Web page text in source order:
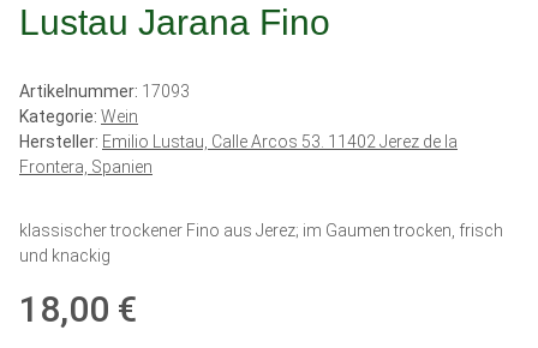
Lustau Jarana Fino
Artikelnummer: 17093
Kategorie: Wein
Hersteller: Emilio Lustau, Calle Arcos 53. 11402 Jerez de la
Frontera, Spanien
klassischer trockener Fino aus Jerez; im Gaumen trocken, frisch
und knackig
18,00 €